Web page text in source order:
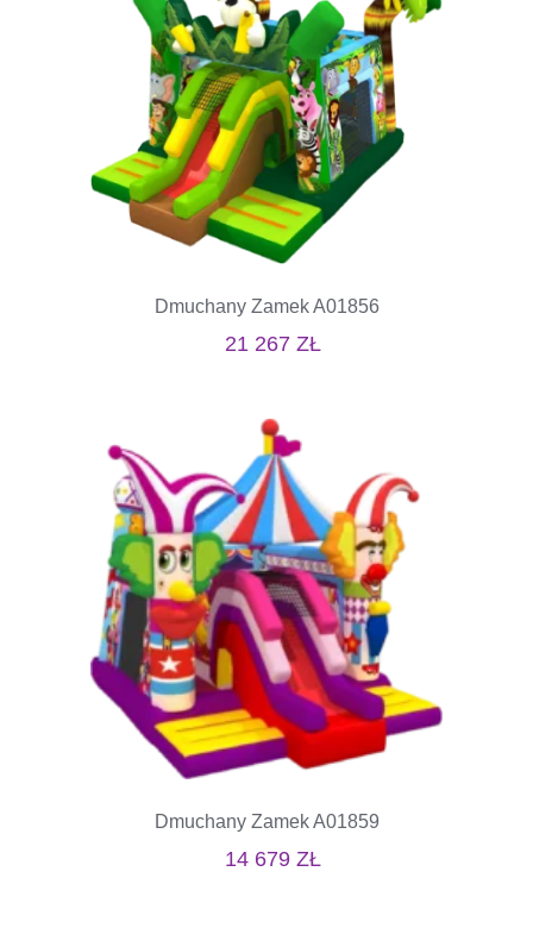
Dmuchany Zamek A01856
21 267 ZŁ
Dmuchany Zamek A01859
14 679 ZŁ